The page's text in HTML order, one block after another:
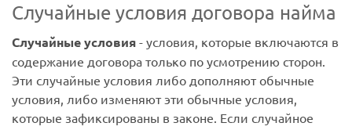
Случайные условия договора найма
Случайные условия - условия, которые включаются в
содержание договора только по усмотрению сторон.
Эти случайные условия либо дополняют обычные
условия, либо изменяют эти обычные условия,
которые зафиксированы в законе. Если случайное